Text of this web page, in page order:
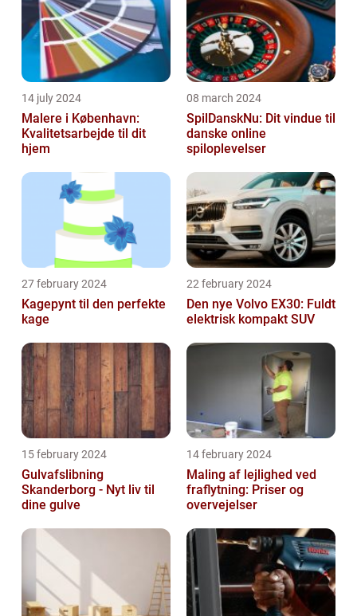
14 july 2024
Malere i København:
Kvalitetsarbejde til dit
hjem
08 march 2024
SpilDanskNu: Dit vindue til
danske online
spiloplevelser
27 february 2024
Kagepynt til den perfekte
kage
22 february 2024
Den nye Volvo EX30: Fuldt
elektrisk kompakt SUV
15 february 2024
Gulvafslibning
Skanderborg - Nyt liv til
dine gulve
14 february 2024
Maling af lejlighed ved
fraflytning: Priser og
overvejelser